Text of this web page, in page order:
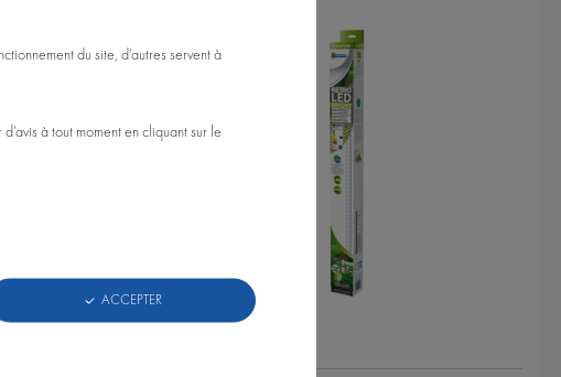
du site, d'autres servent à
à tout moment en cliquant sur le
ACCEPTER